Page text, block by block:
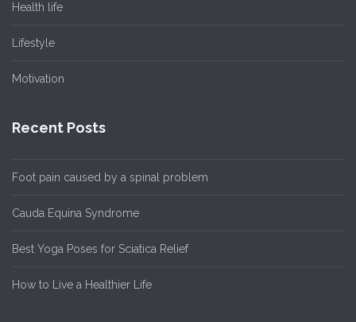
Health life
Lifestyle
Motivation
Recent Posts
Foot pain caused by a spinal problem
Cauda Equina Syndrome
Best Yoga Poses for Sciatica Relief
How to Live a Healthier Life